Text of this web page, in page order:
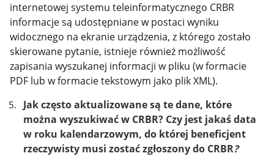
internetowej systemu teleinformatycznego CRBR
informacje są udostępniane w postaci wyniku
widocznego na ekranie urządzenia, z którego zostało
skierowane pytanie, istnieje również możliwość
zapisania wyszukanej informacji w pliku (w formacie
PDF lub w formacie tekstowym jako plik XML).
Jak często aktualizowane są te dane, które
można wyszukiwać w CRBR? Czy jest jakaś data
w roku kalendarzowym, do której beneficjent
rzeczywisty musi zostać zgłoszony do CRBR?